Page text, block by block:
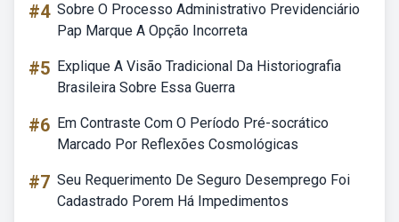
#4 Sobre O Processo Administrativo Previdenciário
Pap Marque A Opção Incorreta
#5 Explique A Visão Tradicional Da Historiografia
Brasileira Sobre Essa Guerra
#6 Em Contraste Com O Período Pré-socrático
Marcado Por Reflexões Cosmológicas
#7 Seu Requerimento De Seguro Desemprego Foi
Cadastrado Porem Há Impedimentos